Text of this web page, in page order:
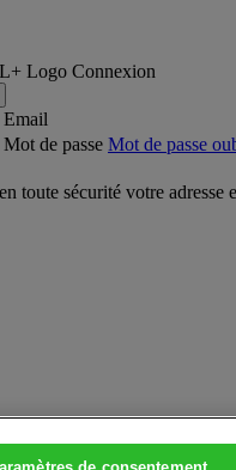
Connexion
Email
Mot de passe Mot de passe
toute sécurité votre adresse